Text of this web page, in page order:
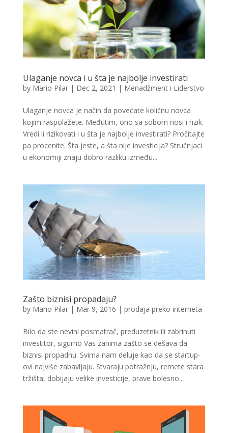
Ulaganje novca i u šta je najbolje investirati
by Mario Pilar| Dec 2, 2021 | Menadžment i Liderstvo
Ulaganje novca je način da povećate količnu novca
kojim raspolažete. Međutim, ono sa sobom nosi i rizik.
Vredi li rizikovati i u šta je najbolje investirati? Pročitajte
pa procenite. Šta jeste, a šta nije investicija? Stručnjaci
u ekonomiji znaju dobro razliku između...
Zašto biznisi propadaju?
by Mario Pilar| Mar 9, 2016 | prodaja preko interneta
Bilo da ste nevini posmatrač, preduzetnik ili zabrinuti
investitor, sigurno Vas zanima zašto se dešava da
biznisi propadnu. Svima nam deluje kao da se startup-
ovi najviše zabavljaju. Stvaraju potražnju, remete stara
tržišta, dobijaju velike investicije, prave bolesno...